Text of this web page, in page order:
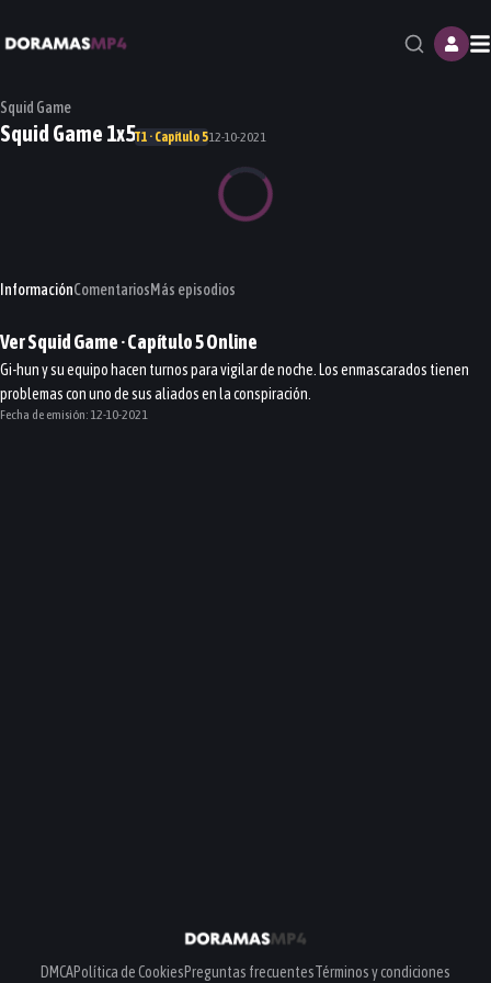
Squid Game
Squid Game 1x5T1 · Capítulo 512-10-2021
InformaciónComentariosMás episodios
VerSquid Game· Capítulo5Online
Gi-hun y su equipo hacen turnos para vigilar de noche. Los enmascarados tienen
problemas con uno de sus aliados en la conspiración.
Fecha de emisión: 12-10-2021
DMCAPolítica de CookiesPreguntas frecuentesTérminos y condiciones